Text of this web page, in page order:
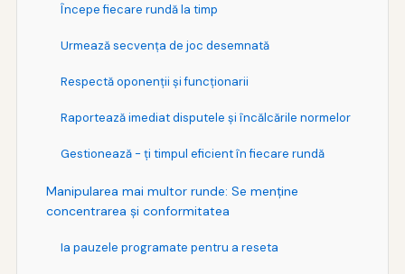
Începe fiecare rundă la timp
Urmează secvenţa de joc desemnată
Respectă oponenţii şi funcţionarii
Raportează imediat disputele şi încălcările normelor
Gestionează - ţi timpul eficient în fiecare rundă
Manipularea mai multor runde: Se menține
concentrarea și conformitatea
Ia pauzele programate pentru a reseta